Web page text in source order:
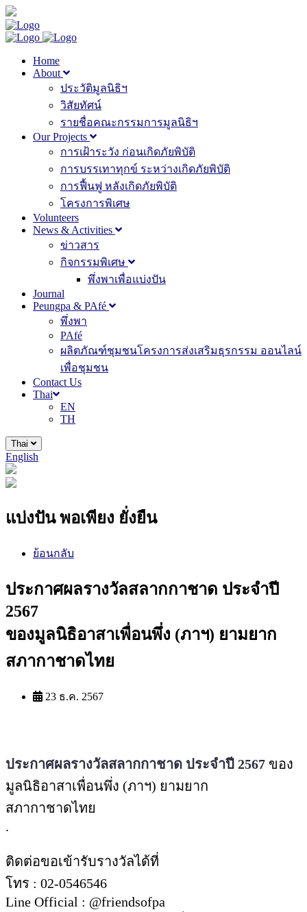
Home
About
ประวัติมูลนิธิฯ
วิสัยทัศน์
รายชื่อคณะกรรมการมูลนิธิฯ
Our Projects
การเฝ้าระวัง ก่อนเกิดภัยพิบัติ
การบรรเทาทุกข์ ระหว่างเกิดภัยพิบัติ
การฟื้นฟู หลังเกิดภัยพิบัติ
โครงการพิเศษ
Volunteers
News & Activities
ข่าวสาร
กิจกรรมพิเศษ
พึ่งพาเพื่อแบ่งปัน
Journal
Peungpa & PAfé
พึ่งพา
PAfé
ผลิตภัณฑ์ชุมชนโครงการส่งเสริมธุรกรรม ออนไลน์
เพื่อชุมชน
Contact Us
Thai
EN
TH
Thai
English
แบ่งปัน พอเพียง ยั่งยืน
ย้อนกลับ
ประกาศผลรางวัลสลากกาชาด ประจำปี
2567
ของมูลนิธิอาสาเพื่อนพึ่ง (ภาฯ) ยามยาก
สภากาชาดไทย
23 ธ.ค. 2567
ประกาศผลรางวัลสลากกาชาด ประจำปี 2567 ของ
มูลนิธิอาสาเพื่อนพึ่ง (ภาฯ) ยามยาก
สภากาชาดไทย
.
ติดต่อขอเข้ารับรางวัลได้ที่
โทร : 02-0546546
Line Official : @friendsofpa